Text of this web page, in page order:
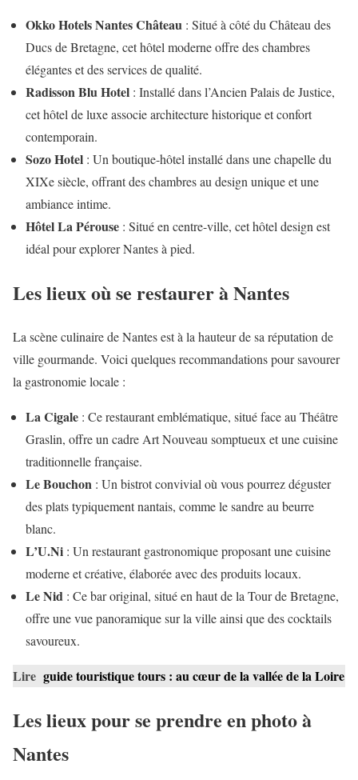
Okko Hotels Nantes Château : Situé à côté du Château des
Ducs de Bretagne, cet hôtel moderne offre des chambres
élégantes et des services de qualité.
Radisson Blu Hotel : Installé dans l’Ancien Palais de Justice,
cet hôtel de luxe associe architecture historique et confort
contemporain.
Sozo Hotel : Un boutique-hôtel installé dans une chapelle du
XIXe siècle, offrant des chambres au design unique et une
ambiance intime.
Hôtel La Pérouse : Situé en centre-ville, cet hôtel design est
idéal pour explorer Nantes à pied.
Les lieux où se restaurer à Nantes
La scène culinaire de Nantes est à la hauteur de sa réputation de
ville gourmande. Voici quelques recommandations pour savourer
la gastronomie locale :
La Cigale : Ce restaurant emblématique, situé face au Théâtre
Graslin, offre un cadre Art Nouveau somptueux et une cuisine
traditionnelle française.
Le Bouchon : Un bistrot convivial où vous pourrez déguster
des plats typiquement nantais, comme le sandre au beurre
blanc.
L’U.Ni : Un restaurant gastronomique proposant une cuisine
moderne et créative, élaborée avec des produits locaux.
Le Nid : Ce bar original, situé en haut de la Tour de Bretagne,
offre une vue panoramique sur la ville ainsi que des cocktails
savoureux.
Lire guide touristique tours : au cœur de la vallée de la Loire
Les lieux pour se prendre en photo à
Nantes